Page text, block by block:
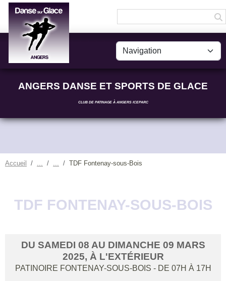
ANGERS DANSE ET SPORTS DE GLACE
CLUB DE PATINAGE À ANGERS ICEPARC
Accueil TDF Fontenay-sous-Bois
TDF FONTENAY-SOUS-BOIS
DU SAMEDI 08 AU DIMANCHE 09 MARS
2025, À L'EXTÉRIEUR
PATINOIRE FONTENAY-SOUS-BOIS - DE 07H À 17H
Panneau de gestion des cookies